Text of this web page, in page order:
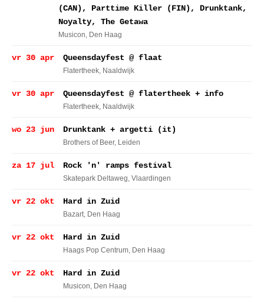
(CAN), Parttime Killer (FIN), Drunktank,
Noyalty, The Getawa
Musicon, Den Haag
vr 30 apr Queensdayfest @ flaat
Flatertheek, Naaldwijk
vr 30 apr Queensdayfest @ flatertheek + info
Flatertheek, Naaldwijk
wo 23 jun Drunktank + argetti (it)
Brothers of Beer, Leiden
za 17 jul Rock 'n' ramps festival
Skatepark Deltaweg, Vlaardingen
vr 22 okt Hard in Zuid
Bazart, Den Haag
vr 22 okt Hard in Zuid
Haags Pop Centrum, Den Haag
vr 22 okt Hard in Zuid
Musicon, Den Haag